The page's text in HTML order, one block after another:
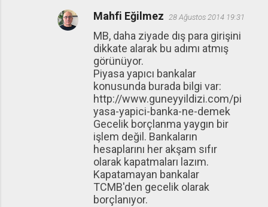
Mahfi Eğilmez 28 Ağustos 2014 19:31
MB, daha ziyade dış para girişini
dikkate alarak bu adımı atmış
görünüyor.
Piyasa yapıcı bankalar
konusunda burada bilgi var:
http://www.guneyyildizi.com/pi
yasa-yapici-banka-ne-demek
Gecelik borçlanma yaygın bir
işlem değil. Bankaların
hesaplarını her akşam sıfır
olarak kapatmaları lazım.
Kapatamayan bankalar
TCMB'den gecelik olarak
borçlanıyor.